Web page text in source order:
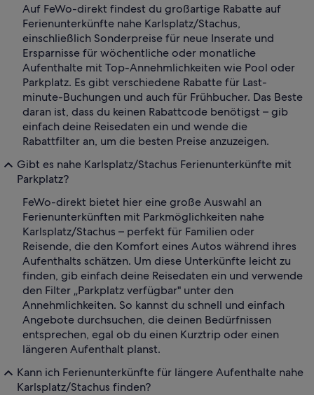
Auf FeWo-direkt findest du großartige Rabatte auf
Ferienunterkünfte nahe Karlsplatz/Stachus,
einschließlich Sonderpreise für neue Inserate und
Ersparnisse für wöchentliche oder monatliche
Aufenthalte mit Top-Annehmlichkeiten wie Pool oder
Parkplatz. Es gibt verschiedene Rabatte für Last-
minute-Buchungen und auch für Frühbucher. Das Beste
daran ist, dass du keinen Rabattcode benötigst – gib
einfach deine Reisedaten ein und wende die
Rabattfilter an, um die besten Preise anzuzeigen.
Gibt es nahe Karlsplatz/Stachus Ferienunterkünfte mit
Parkplatz?
FeWo-direkt bietet hier eine große Auswahl an
Ferienunterkünften mit Parkmöglichkeiten nahe
Karlsplatz/Stachus – perfekt für Familien oder
Reisende, die den Komfort eines Autos während ihres
Aufenthalts schätzen. Um diese Unterkünfte leicht zu
finden, gib einfach deine Reisedaten ein und verwende
den Filter „Parkplatz verfügbar" unter den
Annehmlichkeiten. So kannst du schnell und einfach
Angebote durchsuchen, die deinen Bedürfnissen
entsprechen, egal ob du einen Kurztrip oder einen
längeren Aufenthalt planst.
Kann ich Ferienunterkünfte für längere Aufenthalte nahe
Karlsplatz/Stachus finden?